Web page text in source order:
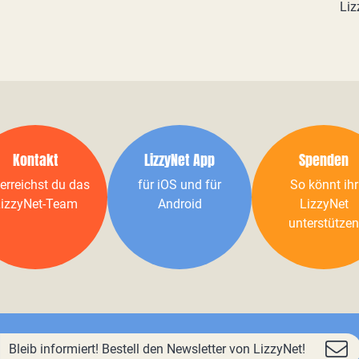
Kontakt
du das
Team
LizzyNet App
für iOS und für
Android
Spenden
So könnt ihr
LizzyNet
unterstützen
Bleib informiert! Bestell den Newsletter von LizzyNet!